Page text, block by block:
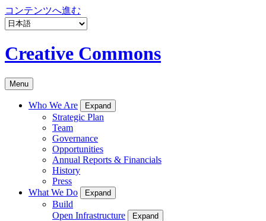
コンテンツへ進む
Creative Commons
Menu
Who We Are Expand
Strategic Plan
Team
Governance
Opportunities
Annual Reports & Financials
History
Press
What We Do
Expand
Build
Open Infrastructure
Expand